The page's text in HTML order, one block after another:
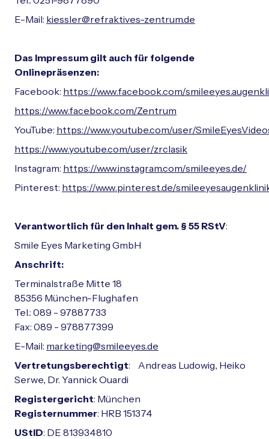
E-Mail: kiessler@refraktives-zentrum.de
Das Impressum gilt auch für folgende
Onlinepräsenzen:
Facebook: https://www.facebook.com/
https://www.facebook.com/Zentrum
YouTube: https://www.youtube.com/user/
https://www.youtube.com/user/zrclasik
Instagram: https://www.instagram.com/smileeyes.de/
Pinterest: https://www.pinterest.de/
Verantwortlich für den Inhalt gem. § 55 RStV:
Smile Eyes Marketing GmbH
Anschrift:
Terminalstraße Mitte 18
85356 München-Flughafen
Tel.: 089 - 97887733
Fax: 089 - 978877399
E-Mail: marketing@smileeyes.de
Vertretungsberechtigt: Andreas Ludowig, Heiko
Serwe, Dr. Yannick Ouardi
Registergericht: München
Registernummer: HRB 151374
UStID: DE 813934810